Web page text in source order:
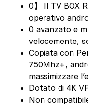
0】 Il TV BOX
operativo
0 avanzato e
velocemente,
Copiata con
750Mhz+,
massimizzare
Dotato di 4K
Non